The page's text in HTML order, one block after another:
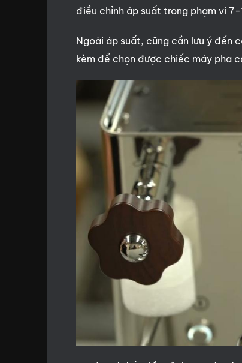
điều chỉnh áp suất trong phạm vi 7-
Ngoài áp suất, cũng cần lưu ý đến
kèm để chọn được chiếc máy pha